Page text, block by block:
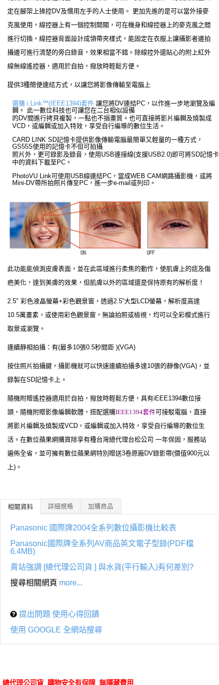
定在腳架上操控DV及慣用左手的人士使用。 更加先進的是可以當外接麥
克風使用，線控器上有一個控制開關，可在機身和線控器上的麥克風之間
進行切換，線控器背面設計成領帶夾樣式，能固定在衣服上讓攝影者邊拍
攝邊可進行清楚的旁白錄音，效果相當不錯。除線控外還貼心的附上紅外
線無線遙控器，適用於自拍，撥放時輕鬆方便。
提供3種簡便連結方式，以讓您將影像傳輸至電腦上
選購 i.Link™(IEEE1394)套件 讓您將DV連結PC，以作進一步地瀏覽及編
輯。 此一數位科技也可讓您在二台相似設備
的DV間進行拷貝複製，一點也不損畫質。也可直接將影片編輯及燒製成
VCD，或編輯或加入特效，享受自行編導的數位生活。
CARD LINK SD記憶卡提供影像傳輸電腦最簡單又輕量的一種方式，
GS55S使用的記憶卡不但可拍攝
照片外，更可錄影及錄音，使用USB連接線(支援USB2.0)即可將SD記憶卡
中的資料下載至PC。
PhotoVU Link可使用USB線連結PC，當成WEB CAM網路攝影機，或將
Mini-DV帶所拍照片傳至PC，進一步e-mail或列印。
此功能能偵測皮膚表面，並在此區域進行柔焦的動作，使肌膚上的痣及傷
疤美化，達到美膚的效果，但肌膚以外的區域還是保持原有的解析度！
2.5" 彩色液晶螢幕+彩色觀景窗，透過2.5”大型LCD螢幕，解析度高達
10.5萬畫素，或使用彩色觀景窗，無論拍照或檢視，均可以全彩模式進行
取景或瀏覽。
連續靜相拍攝：有(最多10張0.5秒間距 )(VGA)
按住照片拍攝鍵，攝影機就可以快速連續拍攝多達10張的靜像(VGA)，並
錄製在SD記憶卡上。
隨機附贈遙控器適用於自拍，撥放時輕鬆方便，具有iEEE1394數位接
頭，隨機附贈影像編輯軟體，搭配選購IEEE1394套件可接駁電腦，直接
將影片編輯及燒製成VCD，或編輯或加入特效，享受自行編導的數位生
活。在數位蘋果網購買除享有種台灣總代理台松公司 一年保固，服務站
遍佈全省，並可擁有數位蘋果網特別贈送3卷原廠DV錄影帶(價值900元以
上)。
相關資料 詳細規格 加購商品
Panasonic 國際牌2004全系列數位攝影機比較表
Panasonic國際牌全系列AV商品英文電子型錄(PDF檔
6.4MB)
貴站強調 [總代理公司貨 ] 與水貨(平行輸入)有何差別?
搜尋相關網頁 more...
提出問題 使用心得回饋
使用 GOOGLE 全網站搜尋
總代理公司貨 購物安全有保障 無隱藏費用